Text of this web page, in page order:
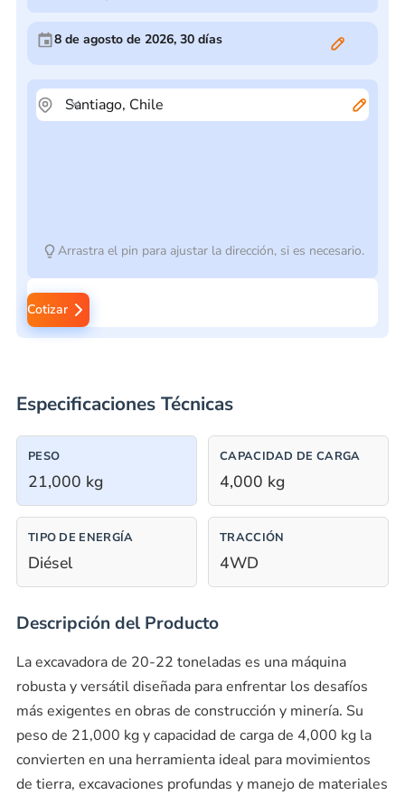
8 de agosto de 2026, 30 días
Arrastra el pin para ajustar la dirección, si es necesario.
Cotizar
Especificaciones Técnicas
PESO
21,000 kg
CAPACIDAD DE CARGA
4,000 kg
TIPO DE ENERGÍA
Diésel
TRACCIÓN
4WD
Descripción del Producto
La excavadora de 20-22 toneladas es una máquina
robusta y versátil diseñada para enfrentar los desafíos
más exigentes en obras de construcción y minería. Su
peso de 21,000 kg y capacidad de carga de 4,000 kg la
convierten en una herramienta ideal para movimientos
de tierra, excavaciones profundas y manejo de materiales